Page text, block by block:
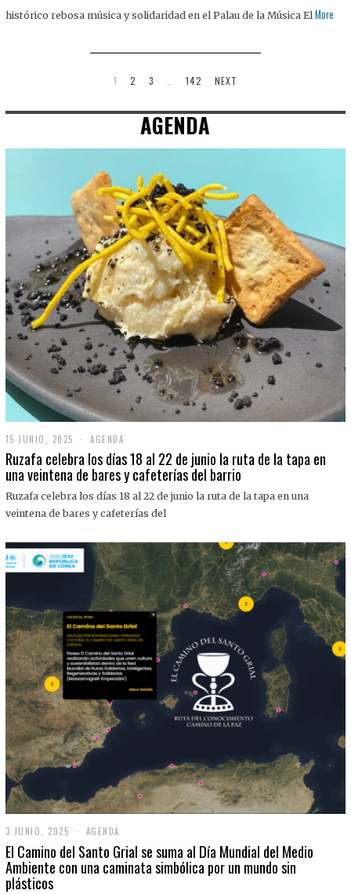
histórico rebosa música y solidaridad en el Palau de la Música El More
1 2 3 142 NEXT
AGENDA
15 JUNIO, 2025
J
U
I
O
0
2
5
AGENDA
Ruzafa celebra los días 18 al 22 de junio la ruta de la tapa en
una veintena de bares y cafeterías del barrio
Ruzafa celebra los días 18 al 22 de junio la ruta de la tapa en una
veintena de bares y cafeterías del
3 JUNIO, 2025
J
U
N
AGENDA
El Camino del Santo Grial se suma al Día Mundial del Medio
Ambiente con una caminata simbólica por un mundo sin
plásticos